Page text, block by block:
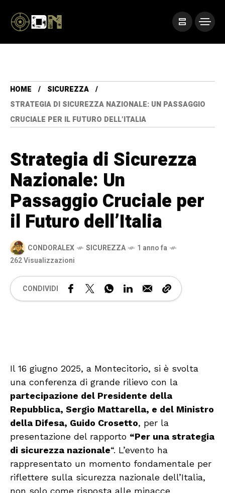
HOME
SICUREZZA
STRATEGIA DI SICUREZZA NAZIONALE: UN PASSAGGIO
CRUCIALE PER IL FUTURO DELL’ITALIA
Strategia di Sicurezza
Nazionale: Un
Passaggio Cruciale per
il Futuro dell’Italia
CONDORALEX SICUREZZA
1 anno fa
262 Visualizzazioni
CONDIVIDI
Il 16 giugno 2025, a Montecitorio, si è svolta
una conferenza di grande rilievo con la
partecipazione del Presidente della
Repubblica, Sergio Mattarella, e del Ministro
della Difesa, Guido Crosetto, per la
presentazione del rapporto “Per una strategia
di sicurezza nazionale“. L’evento ha
rappresentato un momento fondamentale per
riflettere sulla sicurezza nazionale dell’Italia,
non solo come risposta alle minacce